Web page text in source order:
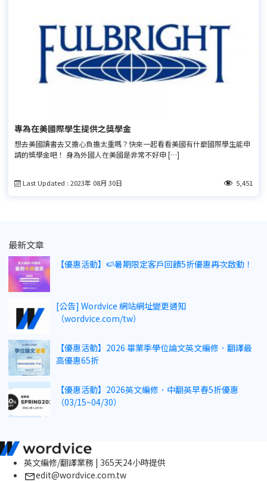
專為在美國際學生提供之獎學金
想去美國讀書去又擔心負擔太重嗎？快來一起看看美國有什麼國際學生能申
請的獎學金吧！ 身為外國人在美國是非常不好申 […]
Last Updated : 2023年 08月 30日 5,451
最新文章
【優惠活動】🍉暑期限定客戶回饋5折優惠再次啟動！
[公告] Wordvice 網站網址變更通知
（wordvice.com/tw）
【優惠活動】2026 畢業季學位論文英文編修．翻譯最
高優惠65折
【優惠活動】2026英文編修．中翻英早春5折優惠
（03/15~04/30）
英文編修/翻譯業務 | 365天24小時提供
edit@wordvice.com.tw